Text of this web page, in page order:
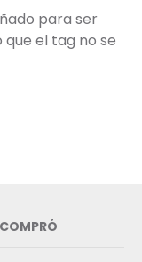
para ser
el tag no se